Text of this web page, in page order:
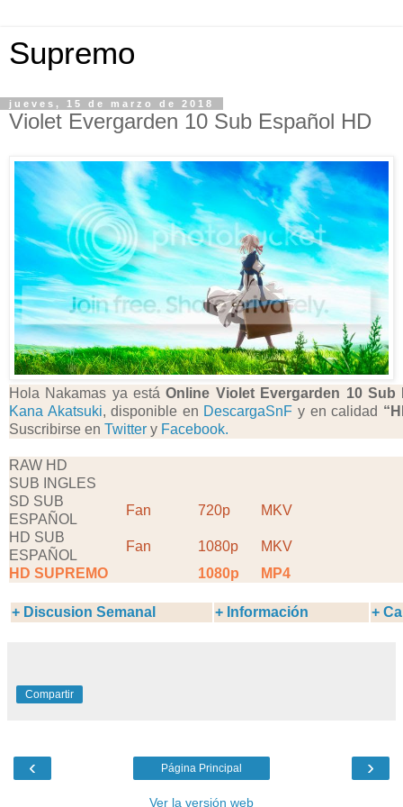
Supremo
jueves, 15 de marzo de 2018
Violet Evergarden 10 Sub Español HD
Hola Nakamas ya estáOnline Violet Evergarden 10 Sub
Kana Akatsuki, disponible en DescargaSnF y en calidad
Suscribirse en Twitter y Facebook.
RAW HD
SUB INGLES
SD SUB
ESPAÑOL
Fan 720p
MKV
HD SUB
ESPAÑOL
Fan 1080p
MKV
HD SUPREMO
1080p MP4
+ Discusion Semanal + Información +
Compartir
‹ ›
Página Principal
Ver la versión web